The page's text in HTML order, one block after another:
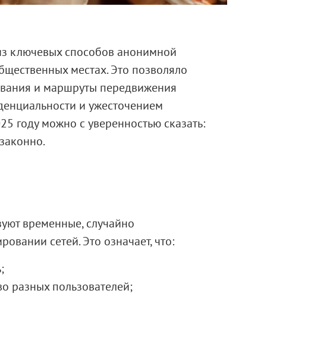
ключевых способов анонимной
местах. Это позволяло
и маршруты передвижения
и ужесточением
году можно с уверенностью сказать:
временные, случайно
сетей. Это означает, что:
разных пользователей;